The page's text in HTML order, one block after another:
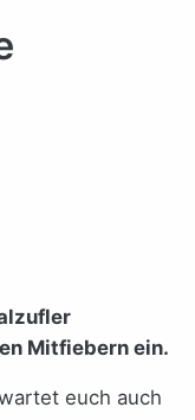
Mitfiebern ein.
euch auch